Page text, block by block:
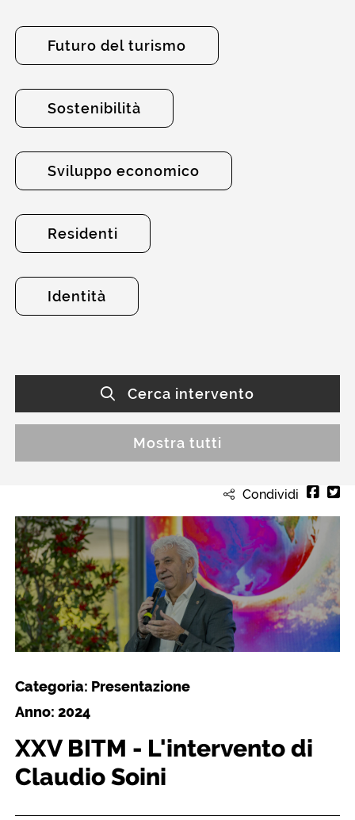
Futuro del turismo
Sostenibilità
Sviluppo economico
Residenti
Identità
Cerca intervento
Mostra tutti
Condividi
Categoria: Presentazione
Anno: 2024
XXV BITM - L'intervento di
Claudio Soini